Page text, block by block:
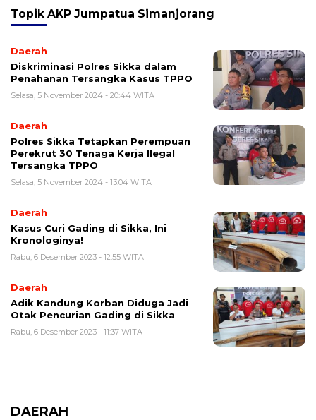
Topik AKP Jumpatua Simanjorang
Daerah
Diskriminasi Polres Sikka dalam
Penahanan Tersangka Kasus TPPO
Selasa, 5 November 2024 - 20:44 WITA
Daerah
Polres Sikka Tetapkan Perempuan
Perekrut 30 Tenaga Kerja Ilegal
Tersangka TPPO
Selasa, 5 November 2024 - 13:04 WITA
Daerah
Kasus Curi Gading di Sikka, Ini
Kronologinya!
Rabu, 6 Desember 2023 - 12:55 WITA
Daerah
Adik Kandung Korban Diduga Jadi
Otak Pencurian Gading di Sikka
Rabu, 6 Desember 2023 - 11:37 WITA
DAERAH